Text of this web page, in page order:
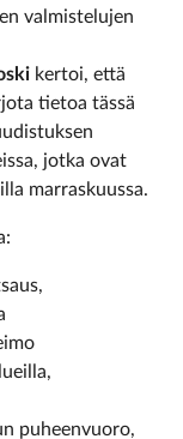
valmistelujen
kertoi, että
tietoa tässä
jotka ovat
marraskuussa.
puheenvuoro,